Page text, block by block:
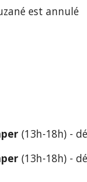
est annulé
(13h-18h) -
(13h-18h) -